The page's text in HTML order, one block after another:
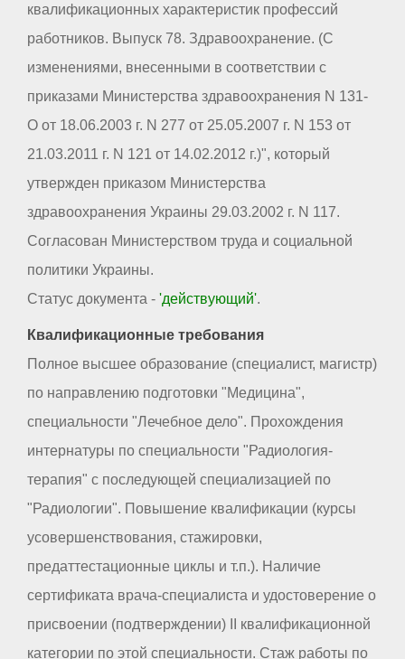
квалификационных характеристик профессий
работников. Выпуск 78. Здравоохранение. (С
изменениями, внесенными в соответствии с
приказами Министерства здравоохранения N 131-
О от 18.06.2003 г. N 277 от 25.05.2007 г. N 153 от
21.03.2011 г. N 121 от 14.02.2012 г.)", который
утвержден приказом Министерства
здравоохранения Украины 29.03.2002 г. N 117.
Согласован Министерством труда и социальной
политики Украины.
Статус документа - 'действующий'.
Квалификационные требования
Полное высшее образование (специалист, магистр)
по направлению подготовки "Медицина",
специальности "Лечебное дело". Прохождения
интернатуры по специальности "Радиология-
терапия" с последующей специализацией по
"Радиологии". Повышение квалификации (курсы
усовершенствования, стажировки,
предаттестационные циклы и т.п.). Наличие
сертификата врача-специалиста и удостоверение о
присвоении (подтверждении) II квалификационной
категории по этой специальности. Стаж работы по